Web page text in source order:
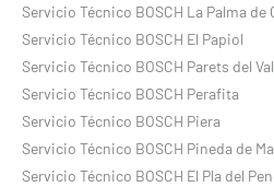
Servicio Técnico BOSCH La Palma de
Servicio Técnico BOSCH El Papiol
Servicio Técnico BOSCH Parets del
Servicio Técnico BOSCH Perafita
Servicio Técnico BOSCH Piera
Servicio Técnico BOSCH Pineda de
Servicio Técnico BOSCH El Pla del